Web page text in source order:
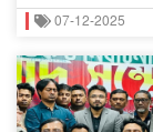
07-12-2025